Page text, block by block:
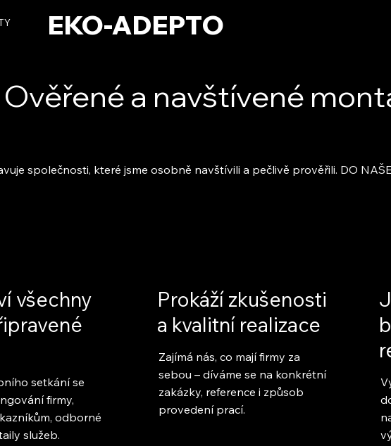
EKO-ADEPTO
a navštívené
společnosti, které jsme osobně navštívili a pečlivě prověřili. DO
všechny
setkání se
firmy,
odborné
služeb.
Prokáží zkušenosti
a kvalitní realizace
Zajímá nás, co mají firmy za
sebou – díváme se na konkrétní
zakázky, reference i způsob
provedení prací.